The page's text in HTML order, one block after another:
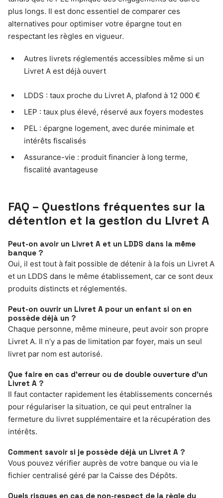
plus longs. Il est donc essentiel de comparer ces
alternatives pour optimiser votre épargne tout en
respectant les règles en vigueur.
Autres livrets réglementés accessibles même si un
Livret A est déjà ouvert
LDDS : taux proche du Livret A, plafond à 12 000 €
LEP : taux plus élevé, réservé aux foyers modestes
PEL : épargne logement, avec durée minimale et
intérêts fiscalisés
Assurance-vie : produit financier à long terme,
fiscalité avantageuse
FAQ – Questions fréquentes sur la
détention et la gestion du Livret A
Peut-on avoir un Livret A et un LDDS dans la même
banque ?
Oui, il est tout à fait possible de détenir à la fois un Livret A
et un LDDS dans le même établissement, car ce sont deux
produits distincts et réglementés.
Peut-on ouvrir un Livret A pour un enfant si on en
possède déjà un ?
Chaque personne, même mineure, peut avoir son propre
Livret A. Il n’y a pas de limitation par foyer, mais un seul
livret par nom est autorisé.
Que faire en cas d’erreur ou de double ouverture d’un
Livret A ?
Il faut contacter rapidement les établissements concernés
pour régulariser la situation, ce qui peut entraîner la
fermeture du livret supplémentaire et la récupération des
intérêts.
Comment savoir si je possède déjà un Livret A ?
Vous pouvez vérifier auprès de votre banque ou via le
fichier centralisé géré par la Caisse des Dépôts.
Quels risques en cas de non-respect de la règle du